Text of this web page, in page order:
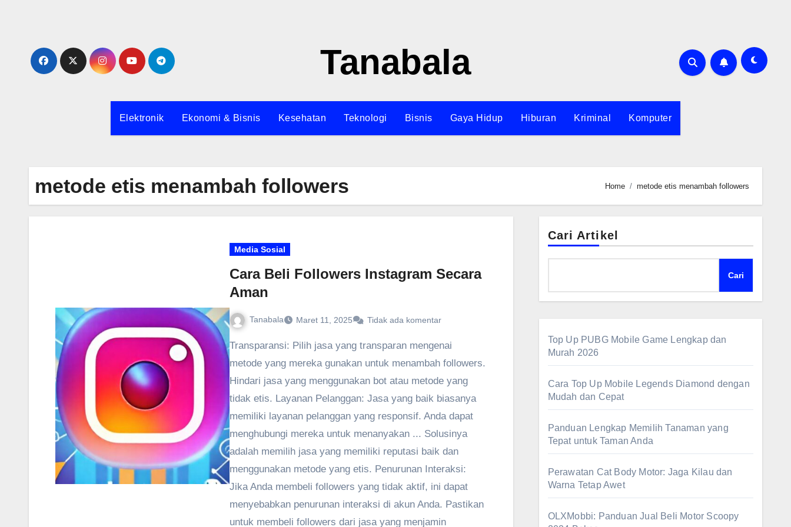
Tanabala
Elektronik Ekonomi & Bisnis Kesehatan Teknologi Bisnis Gaya Hidup Hiburan Kriminal Komputer
metode etis menambah followers Home metode etis menambah followers
Media Sosial
Cara Beli Followers Instagram Secara
Aman
Tanabala Maret 11, 2025 Tidak ada komentar
Transparansi: Pilih jasa yang transparan mengenai
metode yang mereka gunakan untuk menambah followers.
Hindari jasa yang menggunakan bot atau metode yang
tidak etis. Layanan Pelanggan: Jasa yang baik biasanya
memiliki layanan pelanggan yang responsif. Anda dapat
menghubungi mereka untuk menanyakan ... Solusinya
adalah memilih jasa yang memiliki reputasi baik dan
menggunakan metode yang etis. Penurunan Interaksi:
Jika Anda membeli followers yang tidak aktif, ini dapat
menyebabkan penurunan interaksi di akun Anda. Pastikan
untuk membeli followers dari jasa yang menjamin
Cari Artikel
Cari
Top Up PUBG Mobile Game Lengkap dan
Murah 2026
Cara Top Up Mobile Legends Diamond dengan
Mudah dan Cepat
Panduan Lengkap Memilih Tanaman yang
Tepat untuk Taman Anda
Perawatan Cat Body Motor: Jaga Kilau dan
Warna Tetap Awet
OLXMobbi: Panduan Jual Beli Motor Scoopy